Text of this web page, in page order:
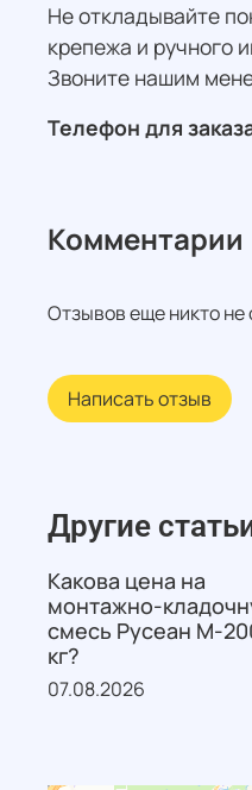
Не откладывайте
крепежа и ручного
Звоните нашим
Телефон для
Комментарии
Отзывов еще никто не
Написать отзыв
Другие
Какова цена на
монтажно-
смесь Русеан М-
кг?
07.08.2026